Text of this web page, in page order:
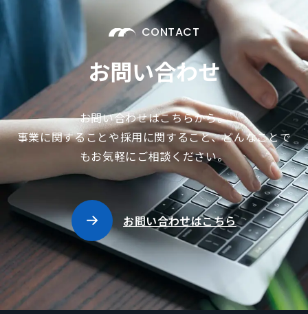
CONTACT
お問い合わせ
お問い合わせはこちらから。
事業に関することや採用に関すること、どんなことで
もお気軽にご相談ください。
お問い合わせはこちら